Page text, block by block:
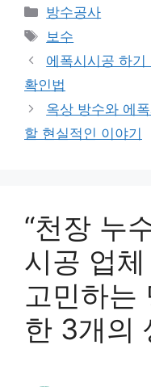
카
테
리
방수공사
태
그
보수
에폭시시공 하
확인법
옥상 방수와 에
할 현실적인 이야기
“천장 누
시공 업
고민하는
한 3개의